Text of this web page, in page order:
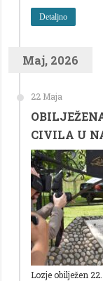
Detaljno
Maj, 2026
22 Maja
CIVILA U
Lozje obilježen